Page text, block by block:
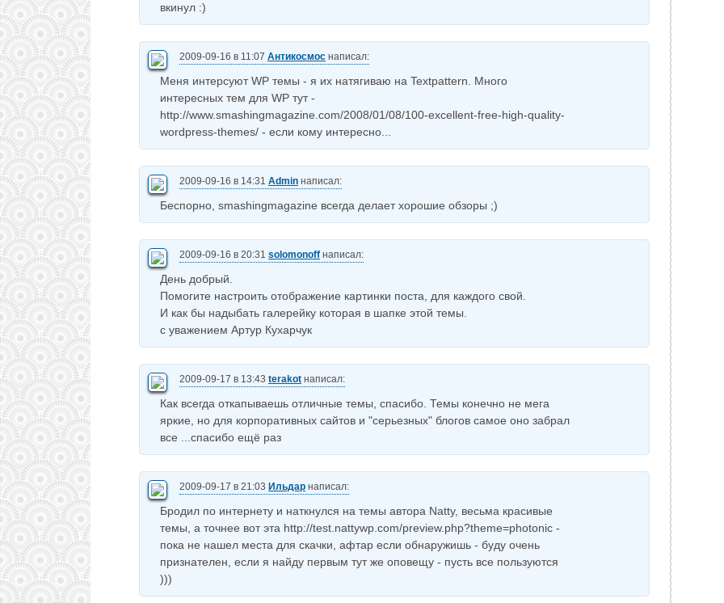
вкинул :)
2009-09-16 в 11:07 Антикосмос написал:
Меня интерсуют WP темы - я их натягиваю на Textpattern. Много
интересных тем для WP тут -
http://www.smashingmagazine.com/2008/01/08/100-excellent-free-high-quality-
wordpress-themes/ - если кому интересно...
2009-09-16 в 14:31 Admin написал:
Беспорно, smashingmagazine всегда делает хорошие обзоры ;)
2009-09-16 в 20:31 solomonoff написал:
День добрый.
Помогите настроить отображение картинки поста, для каждого свой.
И как бы надыбать галерейку которая в шапке этой темы.
с уважением Артур Кухарчук
2009-09-17 в 13:43 terakot написал:
Как всегда откапываешь отличные темы, спасибо. Темы конечно не мега
яркие, но для корпоративных сайтов и "серьезных" блогов самое оно забрал
все ...спасибо ещё раз
2009-09-17 в 21:03 Ильдар написал:
Бродил по интернету и наткнулся на темы автора Natty, весьма красивые
темы, а точнее вот эта http://test.nattywp.com/preview.php?theme=photonic -
пока не нашел места для скачки, афтар если обнаружишь - буду очень
признателен, если я найду первым тут же оповещу - пусть все пользуются
)))